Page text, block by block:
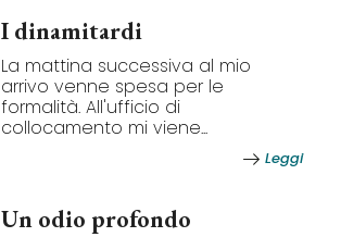
I dinamitardi
La mattina successiva al mio
arrivo venne spesa per le
formalità. All'ufficio di
collocamento mi viene...
Leggi
Un odio profondo